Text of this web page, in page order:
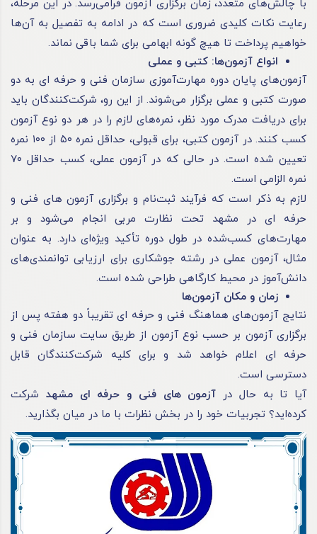
با چالش‌های متعدد، زمان برگزاری آزمون فرامی‌رسد. در این مرحله،
رعایت نکات کلیدی ضروری است که در ادامه به تفصیل به آن‌ها
خواهیم پرداخت تا هیچ گونه ابهامی برای شما باقی نماند.
انواع آزمون‌ها: کتبی و عملی
آزمون‌های پایان دوره مهارت‌آموزی سازمان فنی و حرفه ای به دو
صورت کتبی و عملی برگزار می‌شوند. از این رو، شرکت‌کنندگان باید
برای دریافت مدرک مورد نظر، نمره‌های لازم را در هر دو نوع آزمون
کسب کنند. در آزمون کتبی، برای قبولی، حداقل نمره ۵۰ از ۱۰۰ نمره
تعیین شده است. در حالی که در آزمون عملی، کسب حداقل ۷۰
نمره الزامی است.
لازم به ذکر است که فرآیند ثبت‌نام و برگزاری آزمون های فنی و
حرفه ای در مشهد تحت نظارت مربی انجام می‌شود و بر
مهارت‌های کسب‌شده در طول دوره تأکید ویژه‌ای دارد. به عنوان
مثال، آزمون عملی در رشته جوشکاری برای ارزیابی توانمندی‌های
دانش‌آموز در محیط کارگاهی طراحی شده است.
زمان و مکان آزمون‌ها
نتایج آزمون‌های هماهنگ فنی و حرفه ایتقریباً دو هفته پس از
برگزاری آزمون بر حسب نوع آزمون از طریق سایت سازمان فنی و
حرفه ای اعلام خواهد شد و برای کلیه شرکت‌کنندگان قابل
دسترسی است.
آیا تا به حال در آزمون های فنی و حرفه ای مشهد شرکت
کرده‌اید؟ تجربیات خود را در بخش نظرات با ما در میان بگذارید.